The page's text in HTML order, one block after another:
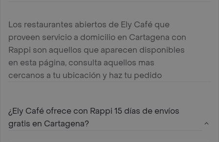
Los restaurantes abiertos de Ely Café que
proveen servicio a domicilio en Cartagena con
Rappi son aquellos que aparecen disponibles
en esta página, consulta aquellos mas
cercanos a tu ubicación y haz tu pedido
¿Ely Café ofrece con Rappi 15 días de envíos
gratis en Cartagena?